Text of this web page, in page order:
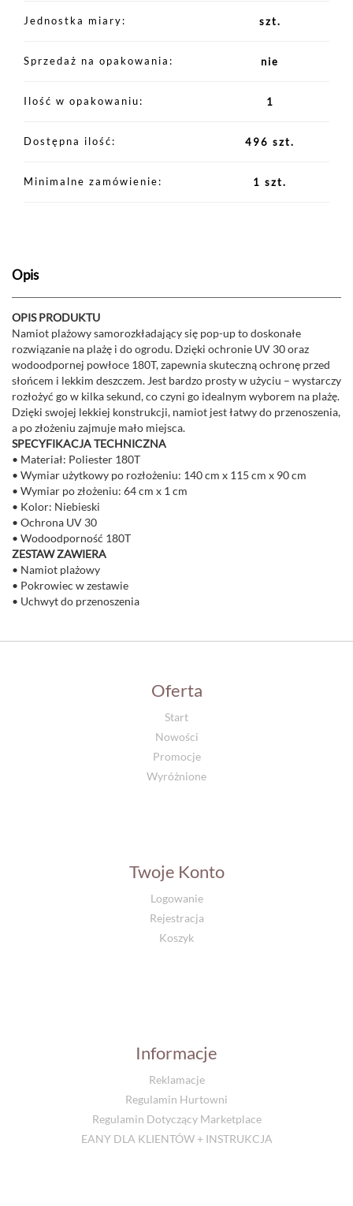
Jednostka miary szt.
Sprzedaż na opakowania nie
Ilość w opakowaniu 1
Dostępna ilość 496 szt.
Minimalne zamówienie 1 szt.
Opis
OPIS PRODUKTU
Namiot plażowy samorozkładający się pop-up to doskonałe
rozwiązanie na plażę i do ogrodu. Dzięki ochronie UV 30 oraz
wodoodpornej powłoce 180T, zapewnia skuteczną ochronę przed
słońcem i lekkim deszczem. Jest bardzo prosty w użyciu – wystarczy
rozłożyć go w kilka sekund, co czyni go idealnym wyborem na plażę.
Dzięki swojej lekkiej konstrukcji, namiot jest łatwy do przenoszenia,
a po złożeniu zajmuje mało miejsca.
SPECYFIKACJA TECHNICZNA
• Materiał: Poliester 180T
• Wymiar użytkowy po rozłożeniu: 140 cm x 115 cm x 90 cm
• Wymiar po złożeniu: 64 cm x 1 cm
• Kolor: Niebieski
• Ochrona UV 30
• Wodoodporność 180T
ZESTAW ZAWIERA
• Namiot plażowy
• Pokrowiec w zestawie
• Uchwyt do przenoszenia
Oferta
Start
Nowości
Promocje
Wyróżnione
Twoje Konto
Logowanie
Rejestracja
Koszyk
Informacje
Reklamacje
Regulamin Hurtowni
Regulamin Dotyczący Marketplace
EANY DLA KLIENTÓW + INSTRUKCJA